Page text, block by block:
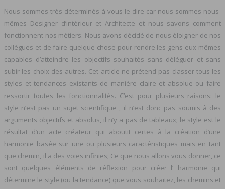
Nous sommes très déterminés à vous le dire car nous sommes nous-
mêmes Designer d’intérieur et Architecte et nous savons comment
fonctionnent nos métiers. Nous avons décidé de nous éloigner de nos
collègues et de faire quelque chose pour rendre les gens eux-mêmes
capables d’atteindre les objectifs souhaités sans déléguer et sans
subir les choix des autres. Cet article ne prétend pas classer tous les
styles et tendances existants de manière claire et absolue ou faire
ressortir toutes les fonctionnalités. C’est pour plusieurs raisons: le
style n’est pas un sujet scientifique , il n’est donc pas soumis à des
arguments objectifs et absolus, il n’y a pas de tableaux; le style est le
résultat d’un acte créateur qui aboutit certes à la création d’une
harmonie basée sur une ou plusieurs caractéristiques mais en tant
que chemin, il a des voies infinies; Ce que nous allons vous donner, ce
sont quelques éléments de réflexion pour créer l’ harmonie qui
détermine le style (ou la tendance) que vous souhaitez, les chemins et